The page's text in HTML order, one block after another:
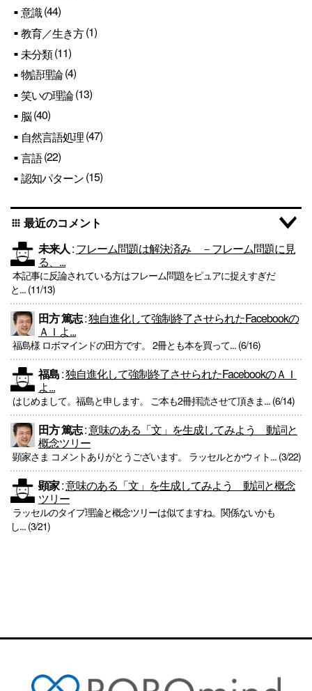
意識(44)
教育／生き方(1)
未分類(11)
物語理論(4)
笑いの理論(13)
脳(40)
自然言語処理(47)
言語(22)
認知パターン(15)
apps 最近のコメント
未来人:フレーム問題は解決済み －フレーム問題に見
る、...
本記事に反論されている方はフレーム問題をピュアに捉えすぎだ
と... (11/13)
田方 篤志:独自進化して強制終了させられたFacebookの
ＡＩよ...
福島様 ロボマインドの田方です。 2冊とも本を買って... (6/16)
福島:独自進化して強制終了させられたFacebookのＡＩ
よ...
はじめまして。福島と申します。 ご本も2冊拝読させて頂きま... (6/14)
田方 篤志:意味のある「文」を生成してみよう 動詞と
概念ツリー
顕家さま コメントありがとうございます。 ラッセルとかウィト... (3/22)
顕家:意味のある「文」を生成してみよう 動詞と概念
ツリー
ラッセルのタイプ理論と概念ツリーは似てますね。関係ないかも
し... (3/21)